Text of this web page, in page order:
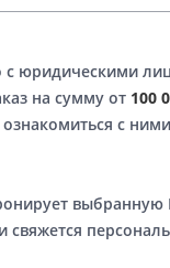
с юридическими
на сумму от 100
с
свяжется